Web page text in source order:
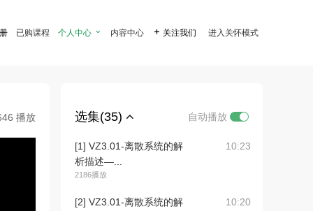
已购课程 个人中心  内容中心  关注我们 进入关怀模式
播放 选集(35) 自动播放
[1] VZ3.01-离散系统的解
析描述—...
2186播放
10:23
[2] VZ3.01-离散系统的解
10:20